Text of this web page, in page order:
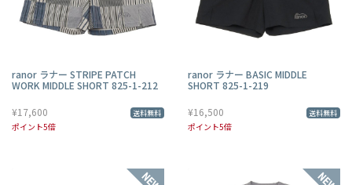
ranor ラナー STRIPE PATCH
WORK MIDDLE SHORT 825-1-212
¥17,600 送料無料
ポイント5倍
ranor ラナー BASIC MIDDLE
SHORT 825-1-219
¥16,500 送料無料
ポイント5倍